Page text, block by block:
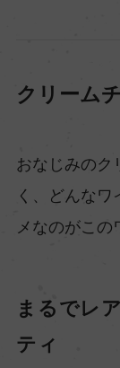
クリーム
おなじみのク
く、どんな
メなのがこの
まるでレ
ティ